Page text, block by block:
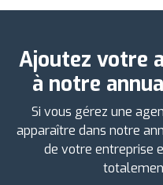
Ajoutez votre
à notre
Si vous gérez une
apparaître dans notre
de votre entreprise